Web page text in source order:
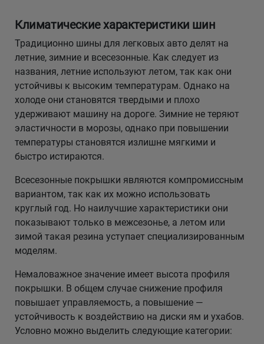
Климатические характеристики шин
Традиционно шины для легковых авто делят на
летние, зимние и всесезонные. Как следует из
названия, летние используют летом, так как они
устойчивы к высоким температурам. Однако на
холоде они становятся твердыми и плохо
удерживают машину на дороге. Зимние не теряют
эластичности в морозы, однако при повышении
температуры становятся излишне мягкими и
быстро истираются.
Всесезонные покрышки являются компромиссным
вариантом, так как их можно использовать
круглый год. Но наилучшие характеристики они
показывают только в межсезонье, а летом или
зимой такая резина уступает специализированным
моделям.
Немаловажное значение имеет высота профиля
покрышки. В общем случае снижение профиля
повышает управляемость, а повышение —
устойчивость к воздействию на диски ям и ухабов.
Условно можно выделить следующие категории: